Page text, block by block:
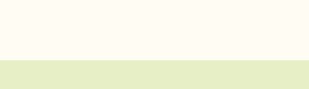
fiable, cette médaille gravée est une solution